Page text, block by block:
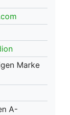
Marke
A-